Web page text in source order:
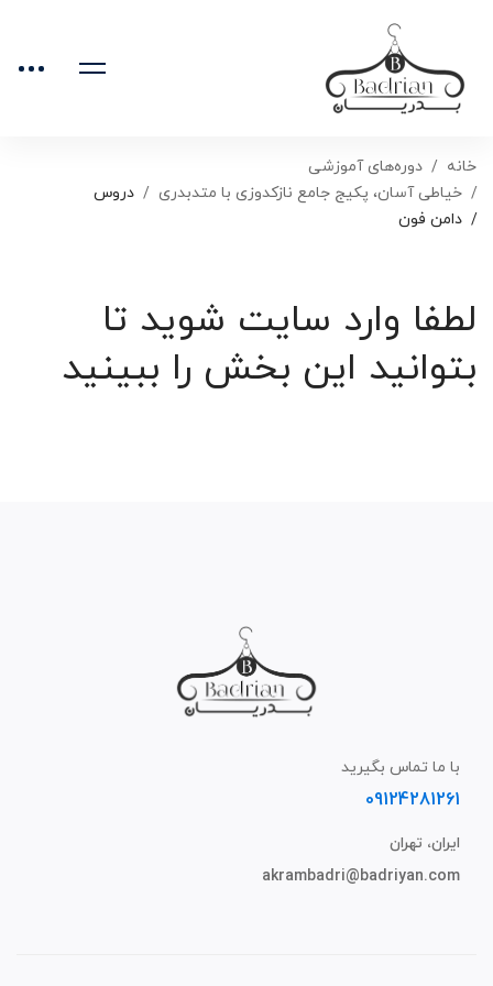
خانه
دوره‌های آموزشی
خیاطی آسان، پکیج جامع نازکدوزی با متدبدری
دروس
دامن فون
لطفا وارد سایت شوید تا
بتوانید این بخش را ببینید
با ما تماس بگیرید
09124281261
ایران، تهران
akrambadri@badriyan.com